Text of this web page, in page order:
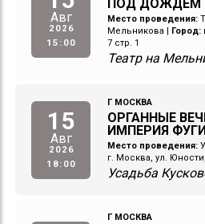
Авг
2026
15:00
ПОД ДОЖДЕМ
Место проведения:
Мельникова
Город:
7 стр. 1
Театр на
15
Авг
2026
18:00
Г МОСКВА
ОРГАННЫЕ
ИМПЕРИЯ ФУГИ
Место проведения:
г. Москва, ул.
Усадьба
Г МОСКВА